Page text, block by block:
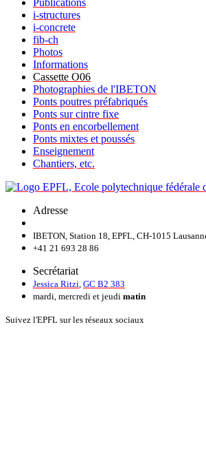
i-structures
i-concrete
fib-ch
Photos
Informations
Cassette O06
Photographies de l'IBETON
Ponts poutres préfabriqués
Ponts sur cintre fixe
Ponts en encorbellement
Ponts mixtes et poussés
Enseignement
Chantiers, etc.
Adresse
IBETON, Station 18, EPFL, CH-1015
+41 21 693 28 86
Secrétariat
Jessica Ritzi GC B2 383
mardi, mercredi et jeudi matin
Suivez l'EPFL sur les réseaux sociaux